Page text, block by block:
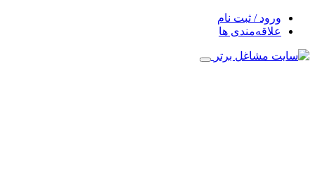
ورود / ثبت نام
علاقه‌مندی ها